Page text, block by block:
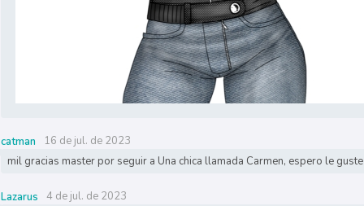
catman 16 de jul. de 2023
mil gracias master por seguir a Una chica llamada Carmen, espero le guste
Lazarus 4 de jul. de 2023